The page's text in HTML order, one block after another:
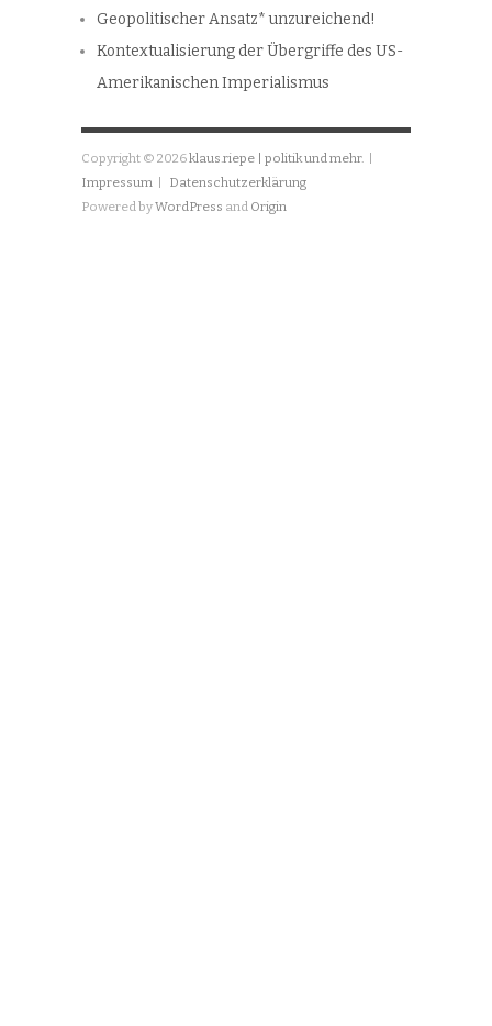
Geopolitischer Ansatz* unzureichend!
Kontextualisierung der Übergriffe des US-
Amerikanischen Imperialismus
Copyright © 2026klaus.riepe | politik und mehr.
Impressum
Datenschutzerklärung
Powered byWordPress and Origin